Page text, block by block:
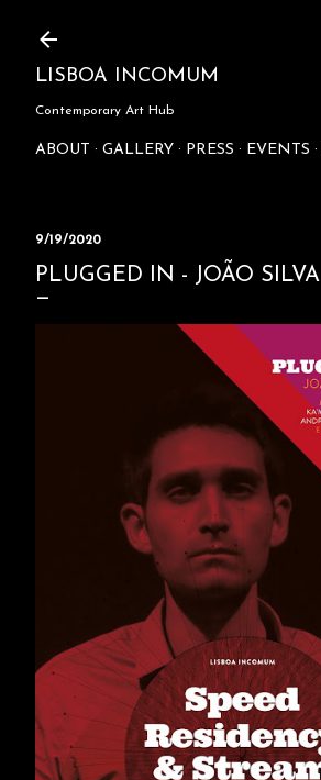
LISBOA INCOMUM
Contemporary Art Hub
ABOUT GALLERY PRESS EVENTS
9/19/2020
PLUGGED IN - JOÃO SILVA